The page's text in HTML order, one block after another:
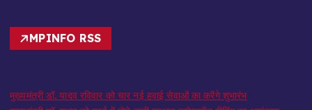
MPINFO RSS
मुख्यमंत्री डॉ. यादव रविवार को चार नई हवाई सेवाओं का करेंगे शुभारंभ